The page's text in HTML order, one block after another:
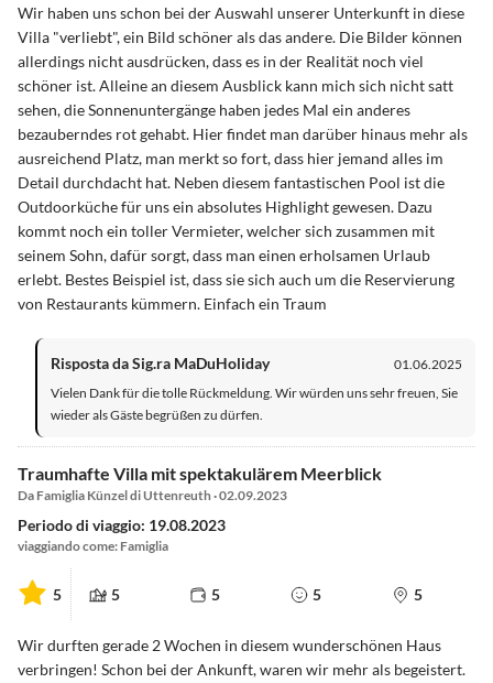
Wir haben uns schon bei der Auswahl unserer Unterkunft in diese
Villa "verliebt", ein Bild schöner als das andere. Die Bilder können
allerdings nicht ausdrücken, dass es in der Realität noch viel
schöner ist. Alleine an diesem Ausblick kann mich sich nicht satt
sehen, die Sonnenuntergänge haben jedes Mal ein anderes
bezauberndes rot gehabt. Hier findet man darüber hinaus mehr als
ausreichend Platz, man merkt so fort, dass hier jemand alles im
Detail durchdacht hat. Neben diesem fantastischen Pool ist die
Outdoorküche für uns ein absolutes Highlight gewesen. Dazu
kommt noch ein toller Vermieter, welcher sich zusammen mit
seinem Sohn, dafür sorgt, dass man einen erholsamen Urlaub
erlebt. Bestes Beispiel ist, dass sie sich auch um die Reservierung
von Restaurants kümmern. Einfach ein Traum
Risposta da Sig.ra MaDuHoliday
01.06.2025
Vielen Dank für die tolle Rückmeldung. Wir würden uns sehr freuen, Sie
wieder als Gäste begrüßen zu dürfen.
Traumhafte Villa mit spektakulärem Meerblick
Da Famiglia Künzel di Uttenreuth · 02.09.2023
Periodo di viaggio: 19.08.2023
viaggiando come: Famiglia
5 5 5 5 5
Wir durften gerade 2 Wochen in diesem wunderschönen Haus
verbringen! Schon bei der Ankunft, waren wir mehr als begeistert.